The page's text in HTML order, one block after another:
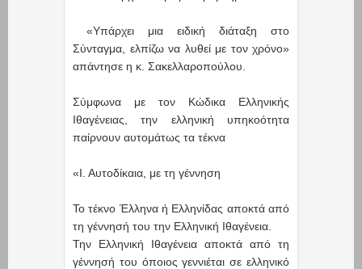
«Υπάρχει μια ειδική διάταξη στο
Σύνταγμα, ελπίζω να λυθεί με τον χρόνο»
απάντησε η κ. Σακελλαροπούλου.
Σύμφωνα με τον Κώδικα Ελληνικής
Ιθαγένειας, την ελληνική υπηκοότητα
παίρνουν αυτομάτως τα τέκνα
«Ι. Αυτοδίκαια, με τη γέννηση
Το τέκνο Έλληνα ή Ελληνίδας αποκτά από
τη γέννησή του την Ελληνική Ιθαγένεια.
Την Ελληνική Ιθαγένεια αποκτά από τη
γέννησή του όποιος γεννιέται σε ελληνικό